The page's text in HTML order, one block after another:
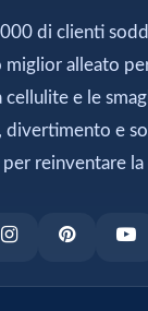
di clienti
alleato
e le
divertimento e
reinventare la